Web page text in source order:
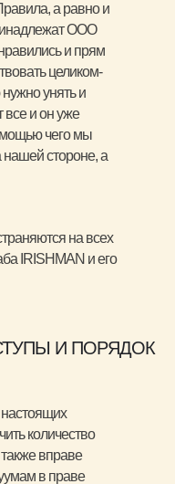
а равно и
ООО
и прям
целиком-
унять и
все и он уже
чего мы
нашей стороне, а
на всех
IRISHMAN и его
количество
вправе
в праве
И ПОРЯДОК